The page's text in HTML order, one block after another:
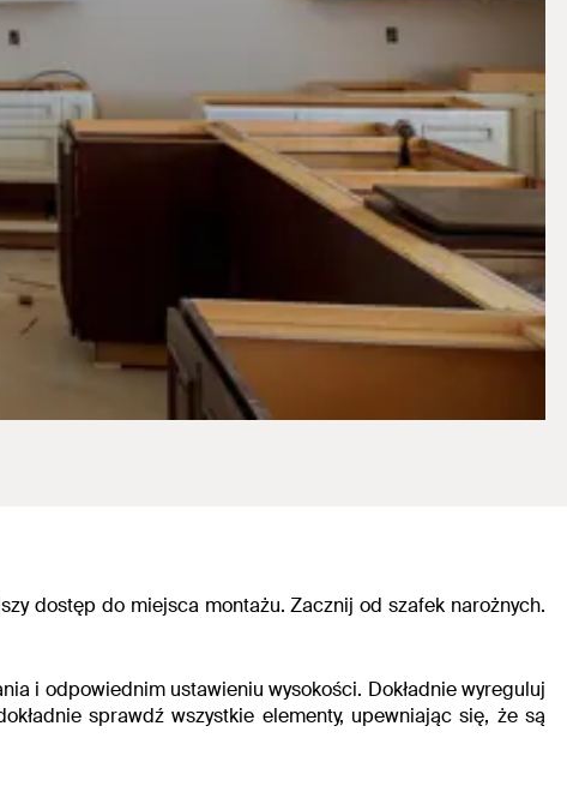
dostęp do miejsca montażu. Zacznij od szafek narożnych.
i odpowiednim ustawieniu wysokości. Dokładnie wyreguluj
sprawdź wszystkie elementy, upewniając się, że są